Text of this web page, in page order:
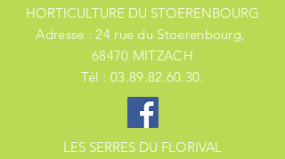
HORTICULTURE DU STOERENBOURG
Adresse : 24 rue du Stoerenbourg,
68470 MITZACH
Tél :03.89.82.60.30.
LES SERRES DU FLORIVAL